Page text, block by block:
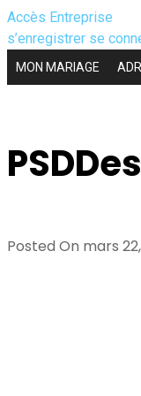
Accès Entreprise
s’enregistrer se
MON MARIAGE
Posted On mars